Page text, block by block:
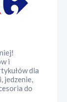
i
dla
jedzenie,
do